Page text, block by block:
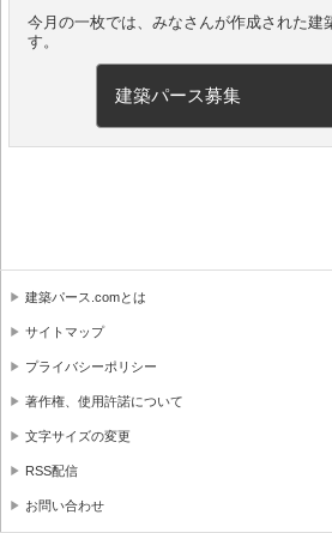
今月の一枚では、みなさんが作成された建
す。
建築パース募集
建築パース.comとは
サイトマップ
プライバシーポリシー
著作権、使用許諾について
文字サイズの変更
RSS配信
お問い合わせ